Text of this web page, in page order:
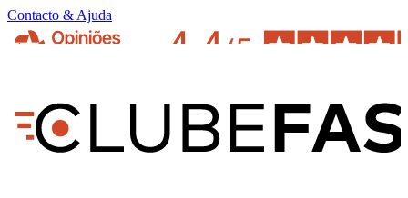
Contacto & Ajuda